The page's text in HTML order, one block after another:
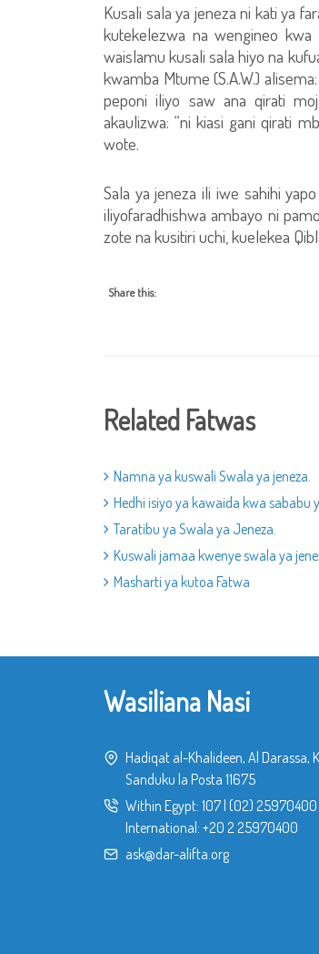
Kusali sala ya jeneza ni kati ya
kutekelezwa na wengineo
waislamu kusali sala hiyo na
kwamba Mtume (S.A.W.)
peponi iliyo saw ana qirati
akaulizwa: “ni kiasi gani qirati
wote.
Sala ya jeneza ili iwe sahihi
iliyofaradhishwa ambayo ni
zote na kusitiri uchi, kuelekea
Share this:
Related Fatwas
Namna ya kuswali Swala ya jeneza.
Hedhi isiyo ya kawaida kwa sababu
Taratibu ya Swala ya Jeneza.
Kuswali jamaa kwenye swala ya
Masharti ya kutoa Fatwa
Wasiliana Nasi
Hadiqat al-Khalideen, Al Darassa,
Sanduku la Posta 11675
Within Egypt: 107 (02) 25970400
International: +20 2 25970400
ask@dar-alifta.org